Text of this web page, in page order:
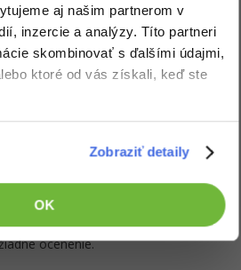
aj našim partnerom v
inzercie a analýzy. Títo partneri
skombinovať s ďalšími údajmi,
ktoré od vás získali, keď ste
Zobraziť detaily
OK
vytvoriť stĺpcový,
responzívny layout.
Zobraziť všetko (25)
Zobraziť všetko (1)
ocenenie.